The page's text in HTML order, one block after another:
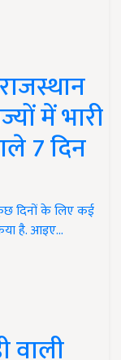
में भारी
7 दिन
दिनों के लिए कई
है. आइए…
वाली